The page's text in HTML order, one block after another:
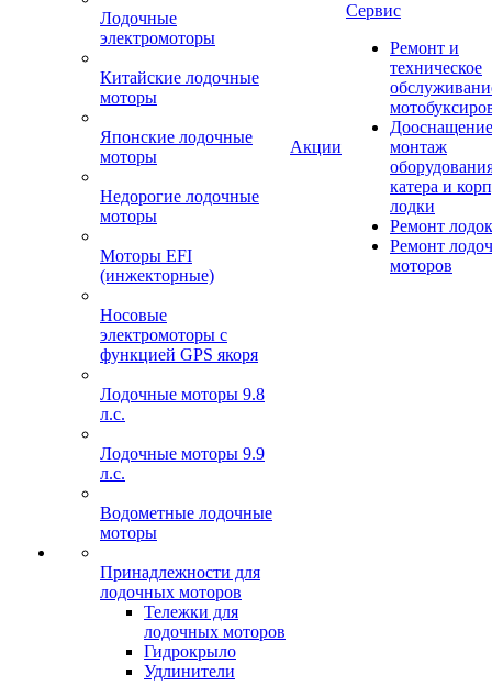
Лодочные
электромоторы
Китайские лодочные
моторы
Японские лодочные
моторы
Недорогие лодочные
моторы
Моторы EFI
(инжекторные)
Носовые
электромоторы с
функцией GPS якоря
Лодочные моторы 9.8
л.с.
Лодочные моторы 9.9
л.с.
Водометные лодочные
моторы
Принадлежности для
лодочных моторов
Тележки для
лодочных моторов
Гидрокрыло
Удлинители
Акции
Сервис
Ремонт и
техническое
монтаж
катера и
лодки
Ремонт
Ремонт
моторов